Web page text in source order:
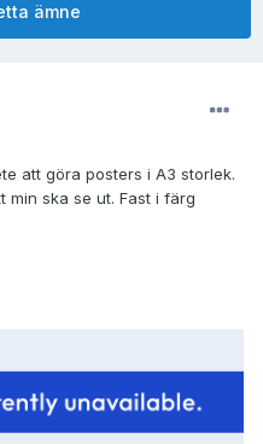
ämne
att göra posters i A3 storlek.
min ska se ut. Fast i färg